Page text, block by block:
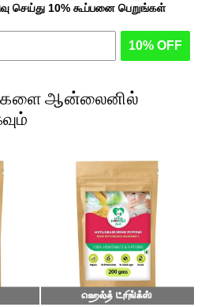
செய்து 10% கூப்பனை பெறுங்கள்
10% OFF
ஆன்லைனில்